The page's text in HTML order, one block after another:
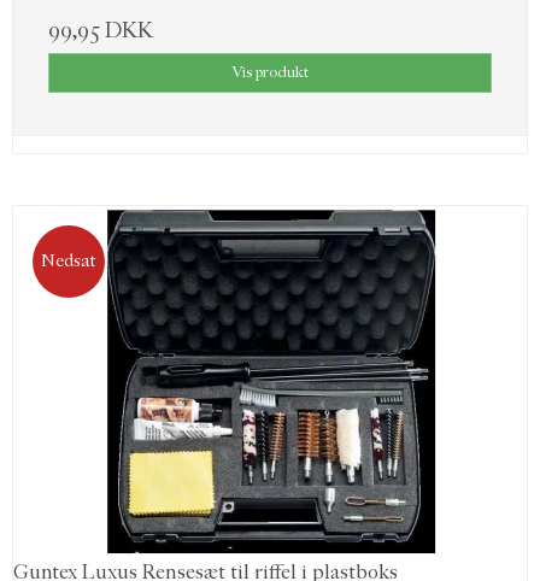
99,95 DKK
Vis produkt
Nedsat
Guntex Luxus Rensesæt til riffel i plastboks